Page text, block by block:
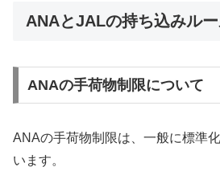
ANAとJALの持ち込みル
ANAの手荷物制限について
ANAの手荷物制限は、一般に標準
います。